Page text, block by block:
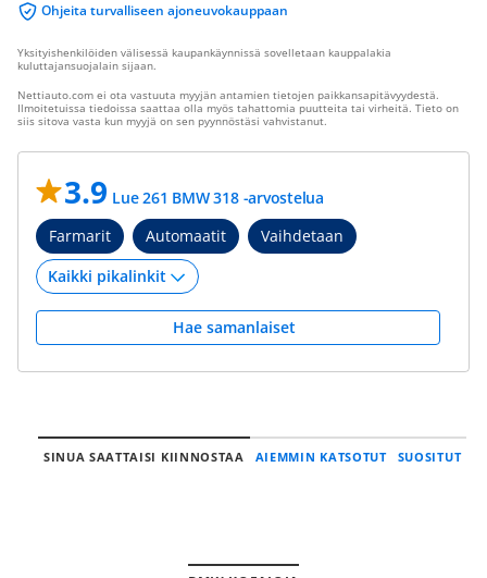
Ohjeita turvalliseen ajoneuvokauppaan
Yksityishenkilöiden välisessä kaupankäynnissä sovelletaan kauppalakia
kuluttajansuojalain sijaan.
Nettiauto.com ei ota vastuuta myyjän antamien tietojen paikkansapitävyydestä.
Ilmoitetuissa tiedoissa saattaa olla myös tahattomia puutteita tai virheitä. Tieto on
siis sitova vasta kun myyjä on sen pyynnöstäsi vahvistanut.
3.9 Lue 261 BMW 318 -arvostelua
Farmarit
Automaatit Vaihdetaan
Hae samanlaiset
SINUA SAATTAISI KIINNOSTAA AIEMMIN KATSOTUT SUOSITUT